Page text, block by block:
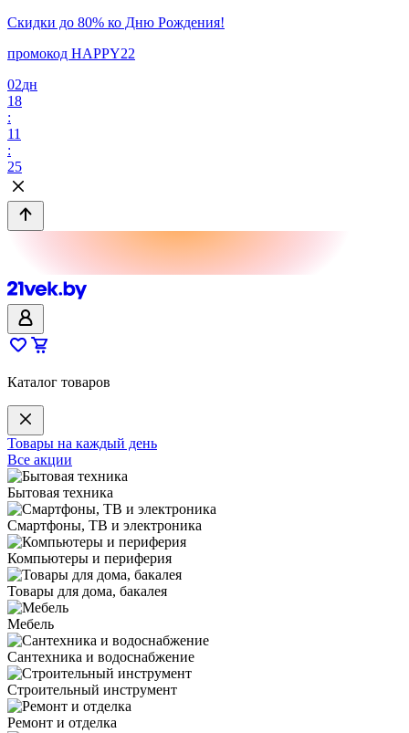
Скидки до 80% ко Дню Рождения!
промокод HAPPY22
02дн
18
:
11
:
25
Каталог товаров
Товары на каждый день
Все акции
Бытовая техника
Смартфоны, ТВ и электроника
Компьютеры и периферия
Товары для дома, бакалея
Мебель
Сантехника и водоснабжение
Строительный инструмент
Ремонт и отделка